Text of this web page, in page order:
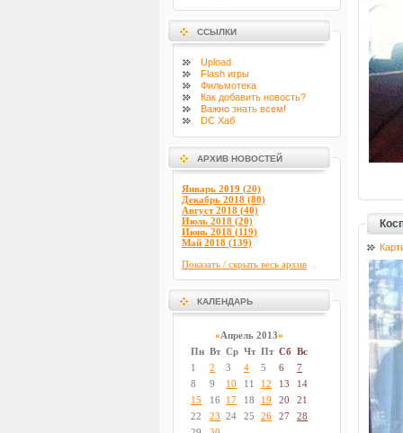
ССЫЛКИ
Upload
Flash игры
Фильмотека
Как добавить новость?
Важно знать всем!
DC Хаб
АРХИВ НОВОСТЕЙ
Январь 2019 (20)
Декабрь 2018 (80)
Август 2018 (40)
Июль 2018 (20)
Июнь 2018 (119)
Май 2018 (139)
Показать / скрыть весь архив
КАЛЕНДАРЬ
«Апрель 2013»
Пн Вт Ср Чт Пт Сб Вс
1
2 3 4 5 6
7
8
9 10 11 12 13
14
15
16 17 18 19 20
21
22
23 24 25 26 27
28